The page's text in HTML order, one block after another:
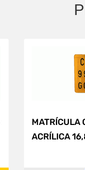
MATRÍCULA
ACRÍLICA